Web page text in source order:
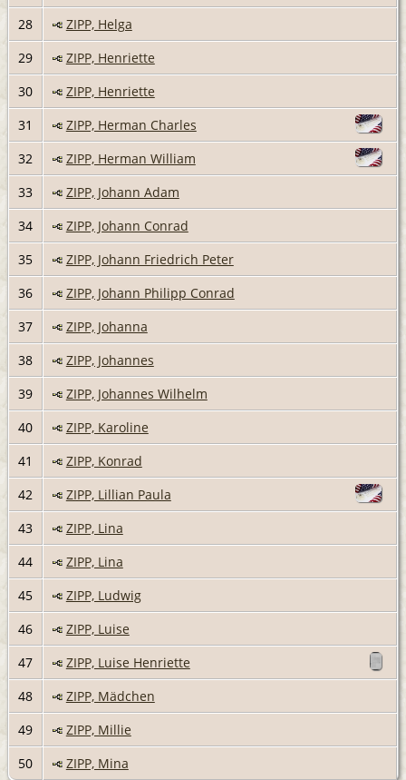
28
ZIPP, Helga
29
ZIPP, Henriette
30
ZIPP, Henriette
31
ZIPP, Herman Charles
32
ZIPP, Herman William
33
ZIPP, Johann Adam
34
ZIPP, Johann Conrad
35
ZIPP, Johann Friedrich Peter
36
ZIPP, Johann Philipp Conrad
37
ZIPP, Johanna
38
ZIPP, Johannes
39
ZIPP, Johannes Wilhelm
40
ZIPP, Karoline
41
ZIPP, Konrad
42
ZIPP, Lillian Paula
43
ZIPP, Lina
44
ZIPP, Lina
45
ZIPP, Ludwig
46
ZIPP, Luise
47
ZIPP, Luise Henriette
48
ZIPP, Mädchen
49
ZIPP, Millie
50
ZIPP, Mina